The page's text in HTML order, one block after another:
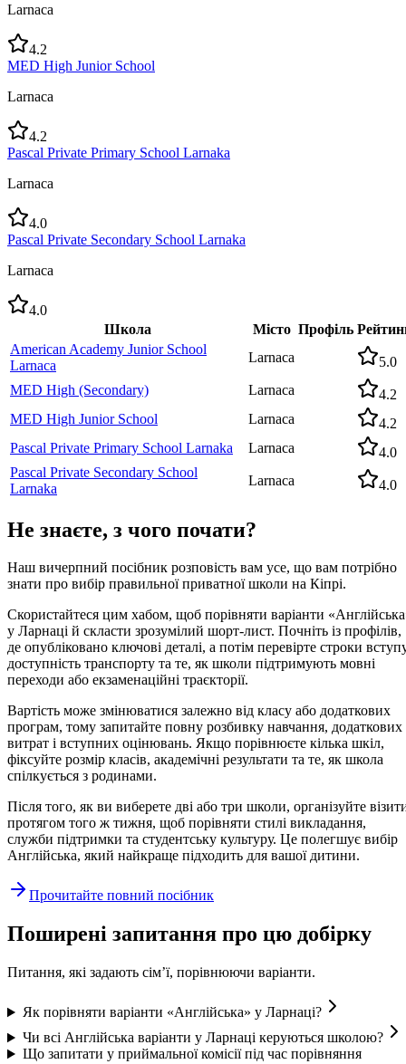
Larnaca
4.2
MED High Junior School
Larnaca
4.2
Pascal Private Primary School Larnaka
Larnaca
4.0
Pascal Private Secondary School Larnaka
Larnaca
4.0
Школа
Місто Профіль
American Academy Junior School
Larnaca
Larnaca
5.0
MED High (Secondary)
Larnaca
4.2
MED High Junior School
Larnaca
4.2
Pascal Private Primary School Larnaka
Larnaca
4.0
Pascal Private Secondary School
Larnaka
Larnaca 4.0
Не знаєте, з чого почати?
Наш вичерпний посібник розповість вам усе, що вам потрібно
знати про вибір правильної приватної школи на Кіпрі.
Скористайтеся цим хабом, щоб порівняти варіанти
у Ларнаці й скласти зрозумілий шорт-лист. Почніть із профілів,
де опубліковано ключові деталі, а потім перевірте строки
доступність транспорту та те, як школи підтримують мовні
переходи або екзаменаційні траєкторії.
Вартість може змінюватися залежно від класу або додаткових
програм, тому запитайте повну розбивку навчання, додаткових
витрат і вступних оцінювань. Якщо порівнюєте кілька шкіл,
фіксуйте розмір класів, академічні результати та те, як школа
спілкується з родинами.
Після того, як ви виберете дві або три школи, організуйте
протягом того ж тижня, щоб порівняти стилі викладання,
служби підтримки та студентську культуру. Це полегшує вибір
Англійська, який найкраще підходить для вашої дитини.
Прочитайте повний посібник
Поширені запитання про цю добірку
Питання, які задають сім’ї, порівнюючи варіанти.
Як порівняти варіанти «Англійська» у Ларнаці?
Чи всі Англійська варіанти у Ларнаці керуються школою?
Що запитати у приймальної комісії під час порівняння